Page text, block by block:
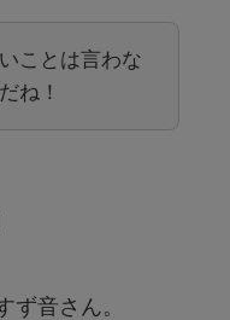
ことは言わな
ね！
ず音さん。